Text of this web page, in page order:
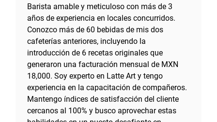
Barista amable y meticuloso con más de 3
años de experiencia en locales concurridos.
Conozco más de 60 bebidas de mis dos
cafeterías anteriores, incluyendo la
introducción de 6 recetas originales que
generaron una facturación mensual de MXN
18,000. Soy experto en Latte Art y tengo
experiencia en la capacitación de compañeros.
Mantengo índices de satisfacción del cliente
cercanos al 100% y busco aprovechar estas